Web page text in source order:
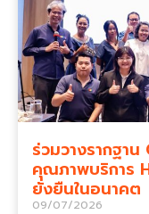
ร่วมวางรากฐา
คุณภาพบริการ
ยั่งยืนในอนาคต
09/07/2026